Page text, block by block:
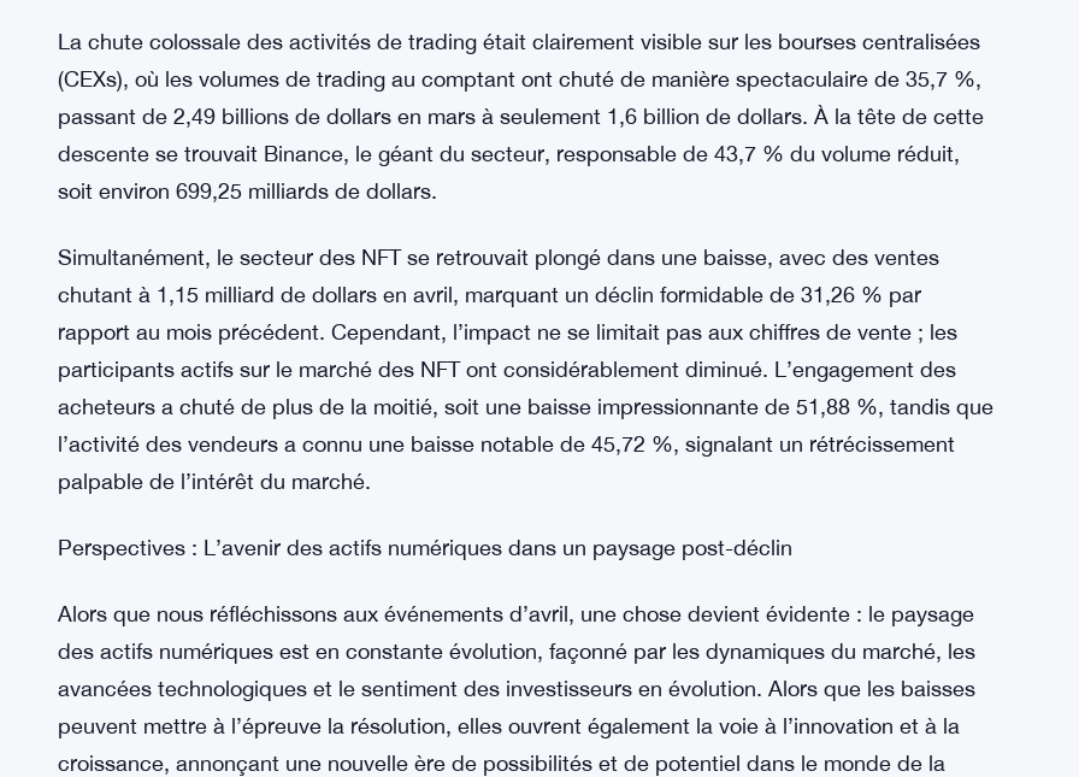
La chute colossale des activités de trading était clairement visible sur les bourses centralisées
(CEXs), où les volumes de trading au comptant ont chuté de manière spectaculaire de 35,7 %,
passant de 2,49 billions de dollars en mars à seulement 1,6 billion de dollars. À la tête de cette
descente se trouvait Binance, le géant du secteur, responsable de 43,7 % du volume réduit,
soit environ 699,25 milliards de dollars.
Simultanément, le secteur des NFT se retrouvait plongé dans une baisse, avec des ventes
chutant à 1,15 milliard de dollars en avril, marquant un déclin formidable de 31,26 % par
rapport au mois précédent. Cependant, l’impact ne se limitait pas aux chiffres de vente ; les
participants actifs sur le marché des NFT ont considérablement diminué. L’engagement des
acheteurs a chuté de plus de la moitié, soit une baisse impressionnante de 51,88 %, tandis que
l’activité des vendeurs a connu une baisse notable de 45,72 %, signalant un rétrécissement
palpable de l’intérêt du marché.
Perspectives : L’avenir des actifs numériques dans un paysage post-déclin
Alors que nous réfléchissons aux événements d’avril, une chose devient évidente : le paysage
des actifs numériques est en constante évolution, façonné par les dynamiques du marché, les
avancées technologiques et le sentiment des investisseurs en évolution. Alors que les baisses
peuvent mettre à l’épreuve la résolution, elles ouvrent également la voie à l’innovation et à la
croissance, annonçant une nouvelle ère de possibilités et de potentiel dans le monde de la